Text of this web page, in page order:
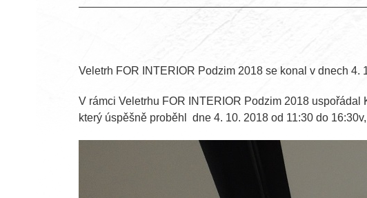
Veletrh FOR INTERIOR Podzim 2018 se konal v dnech 4.
V rámci Veletrhu FOR INTERIOR Podzim 2018
který úspěšně proběhl dne 4. 10. 2018 od 11:30 do